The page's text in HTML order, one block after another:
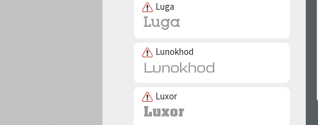
Luga
Lunokhod
Luxor